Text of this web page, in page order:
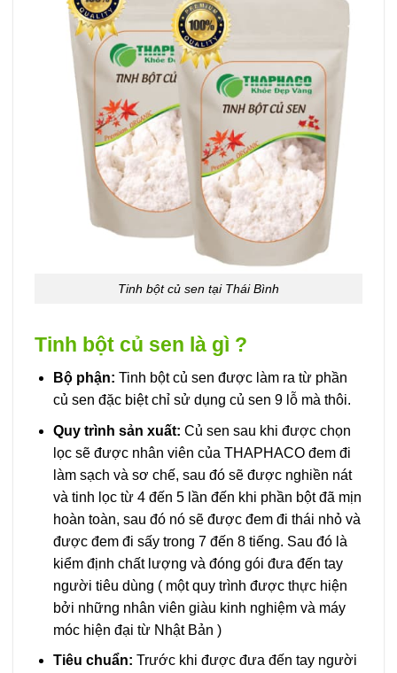
Tinh bột củ sen tại Thái Bình
Tinh bột củ sen là gì ?
Bộ phận: Tinh bột củ sen được làm ra từ phần
củ sen đặc biệt chỉ sử dụng củ sen 9 lỗ mà thôi.
Quy trình sản xuất: Củ sen sau khi được chọn
lọc sẽ được nhân viên của THAPHACO đem đi
làm sạch và sơ chế, sau đó sẽ được nghiền nát
và tinh lọc từ 4 đến 5 lần đến khi phần bột đã mịn
hoàn toàn, sau đó nó sẽ được đem đi thái nhỏ và
được đem đi sấy trong 7 đến 8 tiếng. Sau đó là
kiểm định chất lượng và đóng gói đưa đến tay
người tiêu dùng ( một quy trình được thực hiện
bởi những nhân viên giàu kinh nghiệm và máy
móc hiện đại từ Nhật Bản )
Tiêu chuẩn: Trước khi được đưa đến tay người